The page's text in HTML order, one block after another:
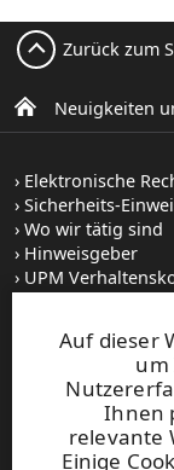
Auf dieser
um
Ihnen
relevante
Einige
Neuigkeiten
Zurück zum
Elektronische
Sicherheits-
Wo wir tätig sind
Hinweisgeber
UPM
Stellenangebote
Bilddatenbank
Abonnieren von